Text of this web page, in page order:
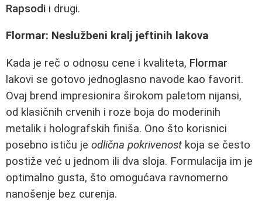
Rapsodi i drugi.
Flormar: Neslužbeni kralj jeftinih lakova
Kada je reč o odnosu cene i kvaliteta, Flormar
lakovi se gotovo jednoglasno navode kao favorit.
Ovaj brend impresionira širokom paletom nijansi,
od klasičnih crvenih i roze boja do moderinih
metalik i holografskih finiša. Ono što korisnici
posebno ističu je odlična pokrivenost koja se često
postiže već u jednom ili dva sloja. Formulacija im je
optimalno gusta, što omogućava ravnomerno
nanošenje bez curenja.